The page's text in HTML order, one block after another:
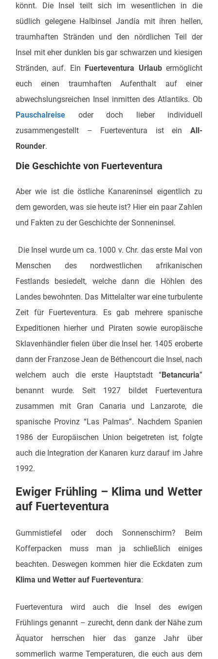
könnt. Die Insel teilt sich im wesentlichen in die
südlich gelegene Halbinsel Jandía mit ihren hellen,
traumhaften Stränden und den nördlichen Teil der
Insel mit eher dunklen bis gar schwarzen und kiesigen
Stränden, auf. Ein Fuerteventura Urlaubermöglicht
euch einen traumhaften Aufenthalt auf einer
abwechslungsreichen Insel inmitten des Atlantiks. Ob
Pauschalreise oder doch lieber individuell
zusammengestellt – Fuerteventura ist ein All-
Rounder.
Die Geschichte von Fuerteventura
Aber wie ist die östliche Kanareninsel eigentlich zu
dem geworden, was sie heute ist? Hier ein paar Zahlen
und Fakten zu der Geschichte der Sonneninsel.
Die Insel wurde um ca. 1000 v. Chr. das erste Mal von
Menschen des nordwestlichen afrikanischen
Festlands besiedelt, welche dann die Höhlen des
Landes bewohnten. Das Mittelalter war eine turbulente
Zeit für Fuerteventura. Es gab mehrere spanische
Expeditionen hierher und Piraten sowie europäische
Sklavenhändler fielen über die Insel her. 1405 eroberte
dann der Franzose Jean de Béthencourt die Insel, nach
welchem auch die erste Hauptstadt “Betancuria”
benannt wurde. Seit 1927 bildet Fuerteventura
zusammen mit Gran Canaria und Lanzarote, die
spanische Provinz “Las Palmas”. Nachdem Spanien
1986 der Europäischen Union beigetreten ist, folgte
auch die Integration der Kanaren kurz darauf im Jahre
1992.
Ewiger Frühling – Klima und Wetter
auf Fuerteventura
Gummistiefel oder doch Sonnenschirm? Beim
Kofferpacken muss man ja schließlich einiges
beachten. Deswegen kommen hier die Eckdaten zum
Klima und Wetter auf Fuerteventura:
Fuerteventura wird auch die Insel des ewigen
Frühlings genannt – zurecht, denn dank der Nähe zum
Äquator herrschen hier das ganze Jahr über
sommerlich warme Temperaturen, die euch aus dem